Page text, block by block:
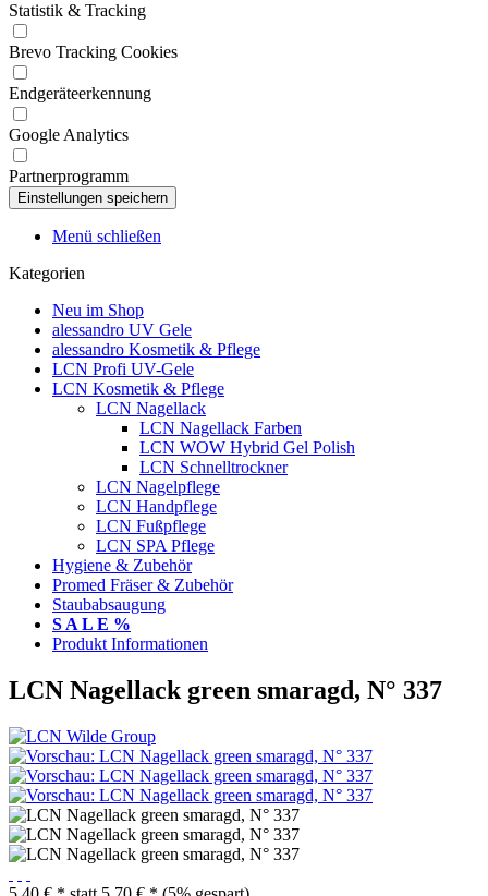
Statistik & Tracking
Brevo Tracking Cookies
Endgeräteerkennung
Google Analytics
Partnerprogramm
Menü schließen
Kategorien
Neu im Shop
alessandro UV Gele
alessandro Kosmetik & Pflege
LCN Profi UV-Gele
LCN Kosmetik & Pflege
LCN Nagellack
LCN Nagellack Farben
LCN WOW Hybrid Gel Polish
LCN Schnelltrockner
LCN Nagelpflege
LCN Handpflege
LCN Fußpflege
LCN SPA Pflege
Hygiene & Zubehör
Promed Fräser & Zubehör
Staubabsaugung
S A L E %
Produkt Informationen
LCN Nagellack green smaragd, N° 337